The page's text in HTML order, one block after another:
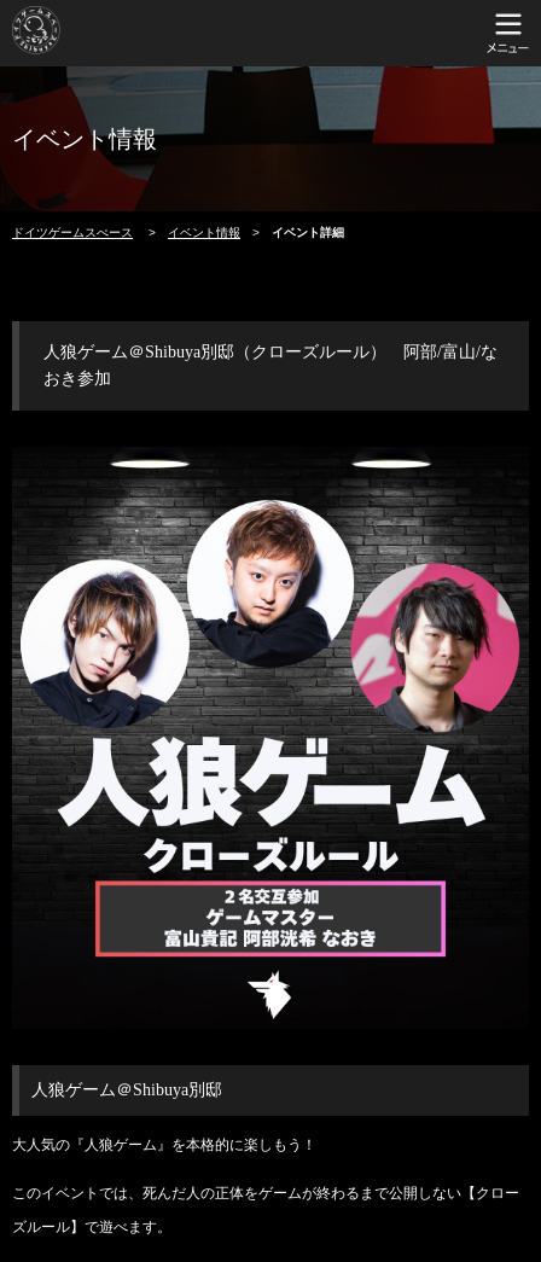
イベント情報
ドイツゲームスぺース イベント情報 イベント詳細
人狼ゲーム＠Shibuya別邸（クローズルール） 阿部/富山/な
おき参加
人狼ゲーム＠Shibuya別邸
大人気の『人狼ゲーム』を本格的に楽しもう！
このイベントでは、死んだ人の正体をゲームが終わるまで公開しない【クロー
ズルール】で遊べます。